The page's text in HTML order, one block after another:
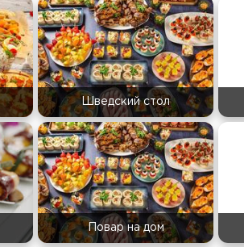
Шведский стол
Повар на дом